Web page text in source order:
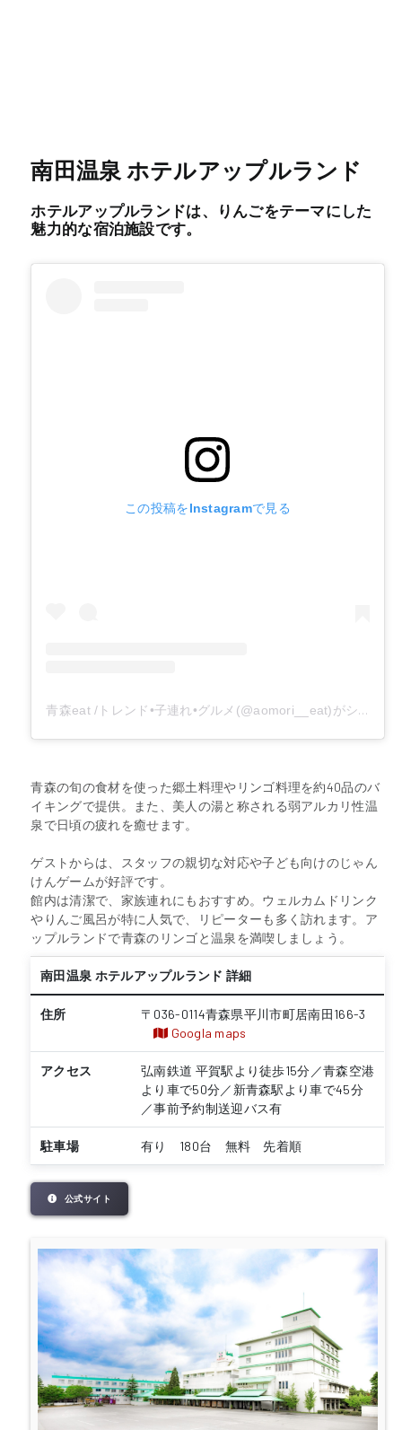
南田温泉 ホテルアップルランド
ホテルアップルランドは、りんごをテーマにした
魅力的な宿泊施設です。
この投稿をInstagramで見る
青森eat /トレンド•子連れ•グルメ(@aomori__eat)がシェアした投稿
青森の旬の食材を使った郷土料理やリンゴ料理を約40品のバ
イキングで提供。また、美人の湯と称される弱アルカリ性温
泉で日頃の疲れを癒せます。
ゲストからは、スタッフの親切な対応や子ども向けのじゃん
けんゲームが好評です。
館内は清潔で、家族連れにもおすすめ。ウェルカムドリンク
やりんご風呂が特に人気で、リピーターも多く訪れます。ア
ップルランドで青森のリンゴと温泉を満喫しましょう。
南田温泉 ホテルアップルランド 詳細
住所
〒036-0114青森県平川市町居南田166-3
Googla maps
アクセス
弘南鉄道 平賀駅より徒歩15分／青森空港
より車で50分／新青森駅より車で45分
／事前予約制送迎バス有
駐車場 有り 180台 無料 先着順
公式サイト